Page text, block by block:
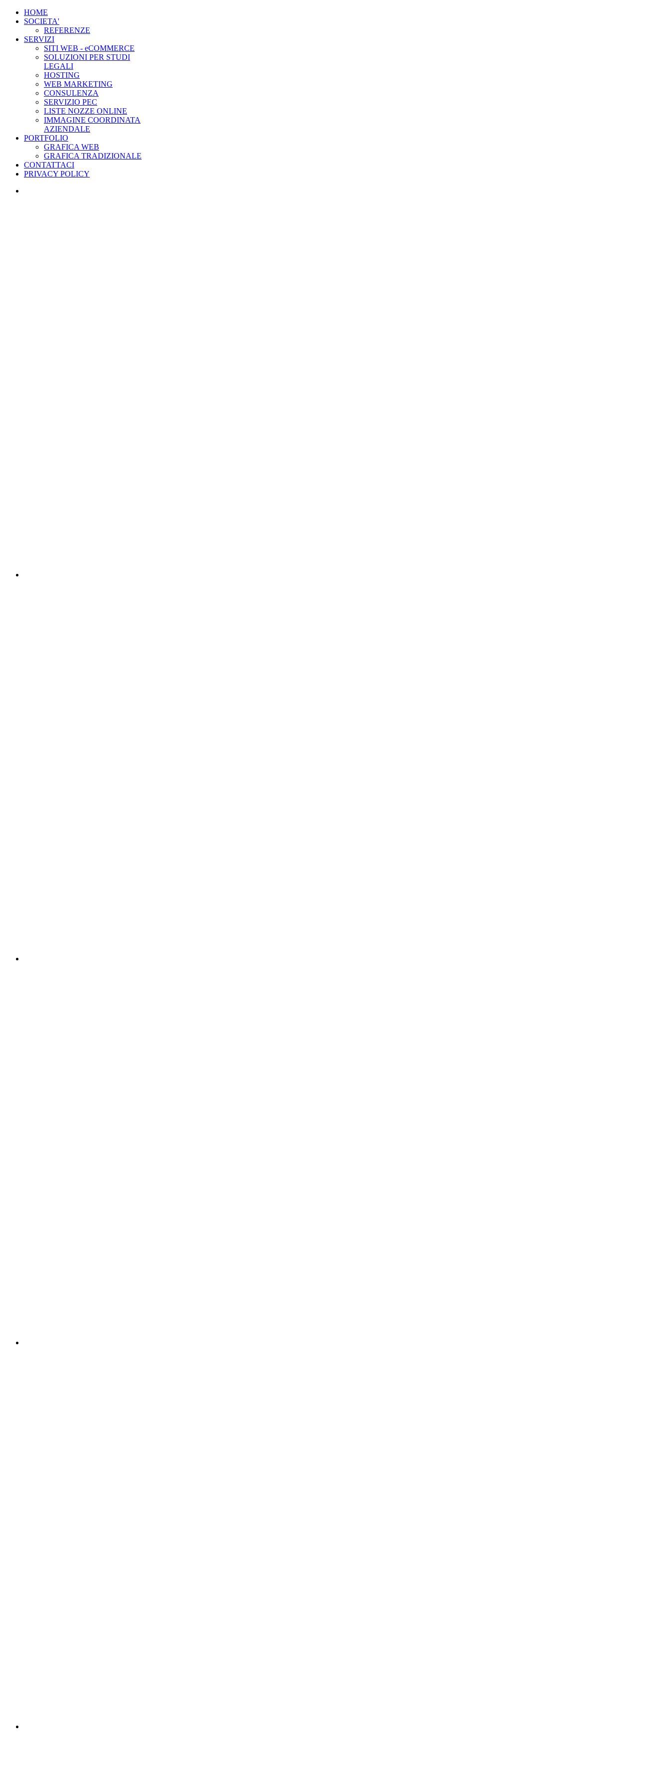
HOME
SOCIETA'
REFERENZE
SERVIZI
SITI WEB - eCOMMERCE
SOLUZIONI PER STUDI
LEGALI
HOSTING
WEB MARKETING
CONSULENZA
SERVIZIO PEC
LISTE NOZZE ONLINE
IMMAGINE COORDINATA
AZIENDALE
PORTFOLIO
GRAFICA WEB
GRAFICA TRADIZIONALE
CONTATTACI
PRIVACY POLICY